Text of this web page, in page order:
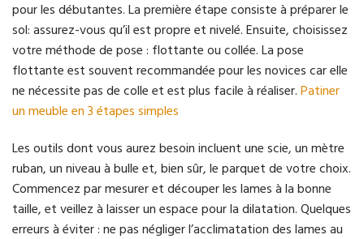
pour les débutantes. La première étape consiste à préparer le
sol: assurez-vous qu’il est propre et nivelé. Ensuite, choisissez
votre méthode de pose : flottante ou collée. La pose
flottante est souvent recommandée pour les novices car elle
ne nécessite pas de colle et est plus facile à réaliser. Patiner
un meuble en 3 étapes simples
Les outils dont vous aurez besoin incluent une scie, un mètre
ruban, un niveau à bulle et, bien sûr, le parquet de votre choix.
Commencez par mesurer et découper les lames à la bonne
taille, et veillez à laisser un espace pour la dilatation. Quelques
erreurs à éviter : ne pas négliger l’acclimatation des lames au